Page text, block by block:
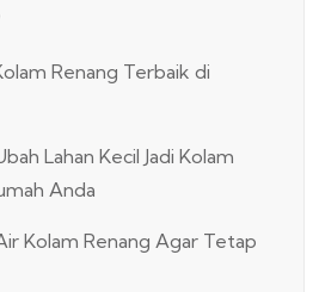
Renang Terbaik di
Lahan Kecil Jadi Kolam
Anda
Kolam Renang Agar Tetap